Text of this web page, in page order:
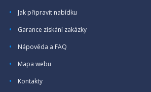
Jak připravit nabídku
Garance získání zakázky
Nápověda a FAQ
Mapa webu
Kontakty